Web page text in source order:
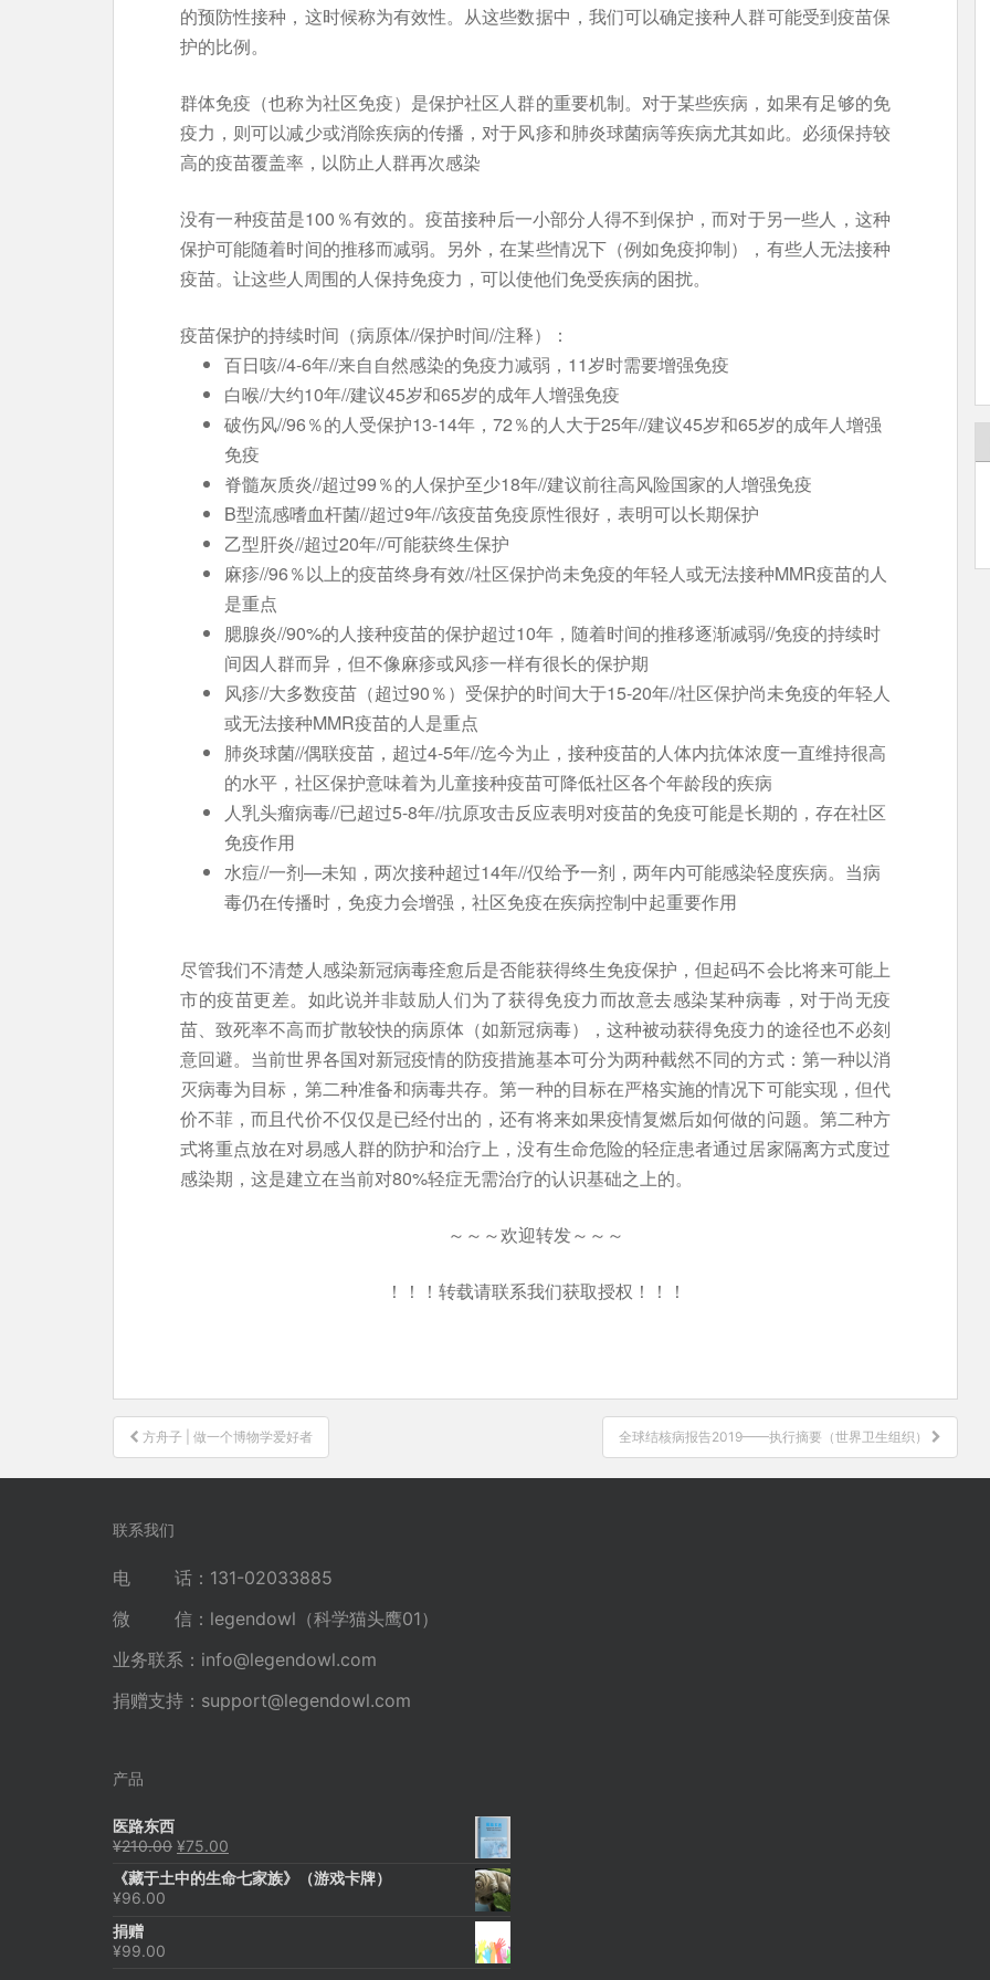
的预防性接种，这时候称为有效性。从这些数据中，我们可以确定接种人群可能受到疫苗保
护的比例。
群体免疫（也称为社区免疫）是保护社区人群的重要机制。对于某些疾病，如果有足够的免
疫力，则可以减少或消除疾病的传播，对于风疹和肺炎球菌病等疾病尤其如此。必须保持较
高的疫苗覆盖率，以防止人群再次感染
没有一种疫苗是100％有效的。疫苗接种后一小部分人得不到保护，而对于另一些人，这种
保护可能随着时间的推移而减弱。另外，在某些情况下（例如免疫抑制），有些人无法接种
疫苗。让这些人周围的人保持免疫力，可以使他们免受疾病的困扰。
疫苗保护的持续时间（病原体//保护时间//注释）：
百日咳//4-6年//来自自然感染的免疫力减弱，11岁时需要增强免疫
白喉//大约10年//建议45岁和65岁的成年人增强免疫
破伤风//96％的人受保护13-14年，72％的人大于25年//建议45岁和65岁的成年人增强
免疫
脊髓灰质炎//超过99％的人保护至少18年//建议前往高风险国家的人增强免疫
B型流感嗜血杆菌//超过9年//该疫苗免疫原性很好，表明可以长期保护
乙型肝炎//超过20年//可能获终生保护
麻疹//96％以上的疫苗终身有效//社区保护尚未免疫的年轻人或无法接种MMR疫苗的人
是重点
腮腺炎//90%的人接种疫苗的保护超过10年，随着时间的推移逐渐减弱//免疫的持续时
间因人群而异，但不像麻疹或风疹一样有很长的保护期
风疹//大多数疫苗（超过90％）受保护的时间大于15-20年//社区保护尚未免疫的年轻人
或无法接种MMR疫苗的人是重点
肺炎球菌//偶联疫苗，超过4-5年//迄今为止，接种疫苗的人体内抗体浓度一直维持很高
的水平，社区保护意味着为儿童接种疫苗可降低社区各个年龄段的疾病
人乳头瘤病毒//已超过5-8年//抗原攻击反应表明对疫苗的免疫可能是长期的，存在社区
免疫作用
水痘//一剂—未知，两次接种超过14年//仅给予一剂，两年内可能感染轻度疾病。当病
毒仍在传播时，免疫力会增强，社区免疫在疾病控制中起重要作用
尽管我们不清楚人感染新冠病毒痊愈后是否能获得终生免疫保护，但起码不会比将来可能上
市的疫苗更差。如此说并非鼓励人们为了获得免疫力而故意去感染某种病毒，对于尚无疫
苗、致死率不高而扩散较快的病原体（如新冠病毒），这种被动获得免疫力的途径也不必刻
意回避。当前世界各国对新冠疫情的防疫措施基本可分为两种截然不同的方式：第一种以消
灭病毒为目标，第二种准备和病毒共存。第一种的目标在严格实施的情况下可能实现，但代
价不菲，而且代价不仅仅是已经付出的，还有将来如果疫情复燃后如何做的问题。第二种方
式将重点放在对易感人群的防护和治疗上，没有生命危险的轻症患者通过居家隔离方式度过
感染期，这是建立在当前对80%轻症无需治疗的认识基础之上的。
～～～欢迎转发～～～
！！！转载请联系我们获取授权！！！
文
章
导
方舟子 | 做一个博物学爱好者 全球结核病报告2019——执行摘要（世界卫生组织）
联系我们
电 话：131-02033885
微 信：legendowl（科学猫头鹰01）
业务联系： info@legendowl.com
捐赠支持： support@legendowl.com
产品
医路东西
¥210.00 原
为：
¥75.00
价
《藏于土中的生命七家族》（游戏卡牌）
¥96.00
捐赠
¥99.00